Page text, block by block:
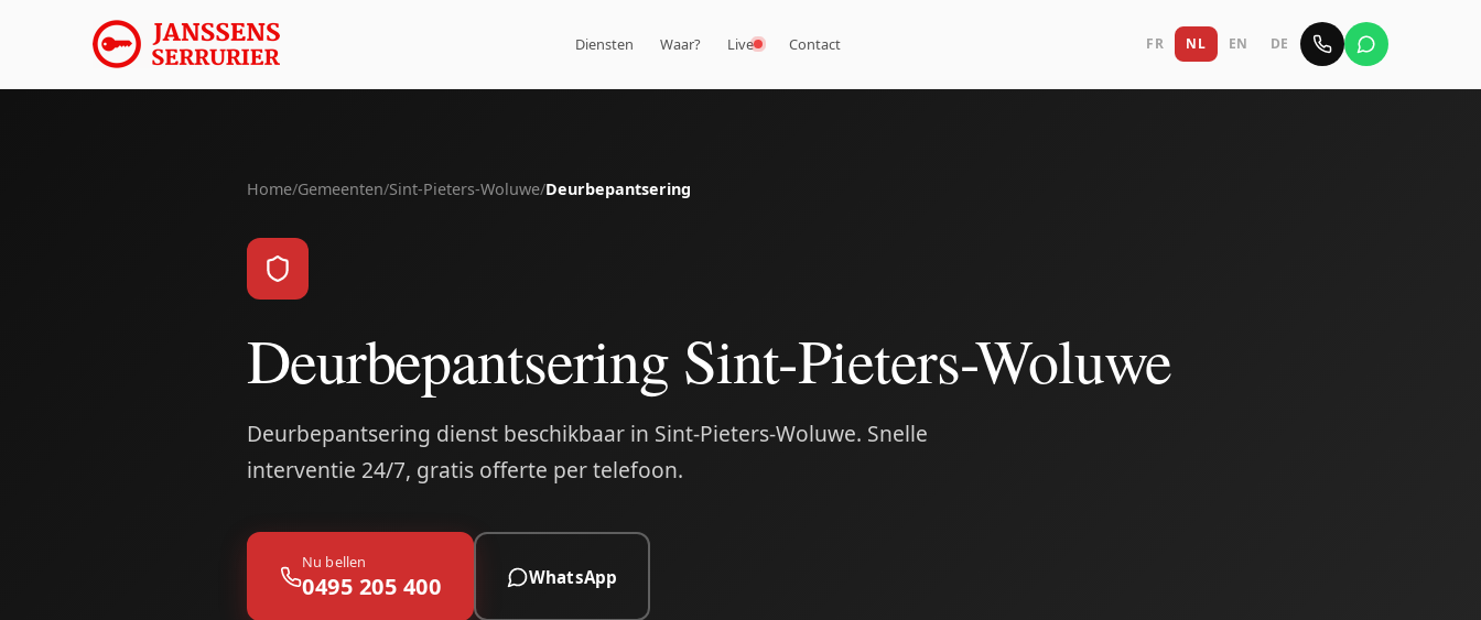
Diensten Waar? Live Contact FR NL EN DE
Home/Gemeenten/Sint-Pieters-Woluwe/Deurbepantsering
Deurbepantsering Sint-Pieters-Woluwe
Deurbepantsering dienst beschikbaar in Sint-Pieters-Woluwe. Snelle
interventie 24/7, gratis offerte per telefoon.
Nu bellen
0495 205 400 WhatsApp